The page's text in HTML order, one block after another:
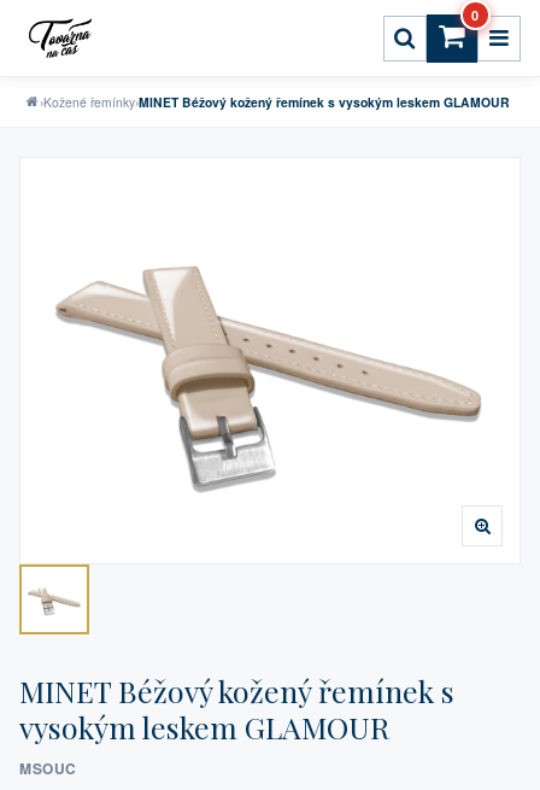
0
›Kožené řemínky›MINET Béžový kožený řemínek s vysokým leskem GLAMOUR
MINET Béžový kožený řemínek s
vysokým leskem GLAMOUR
MSOUC